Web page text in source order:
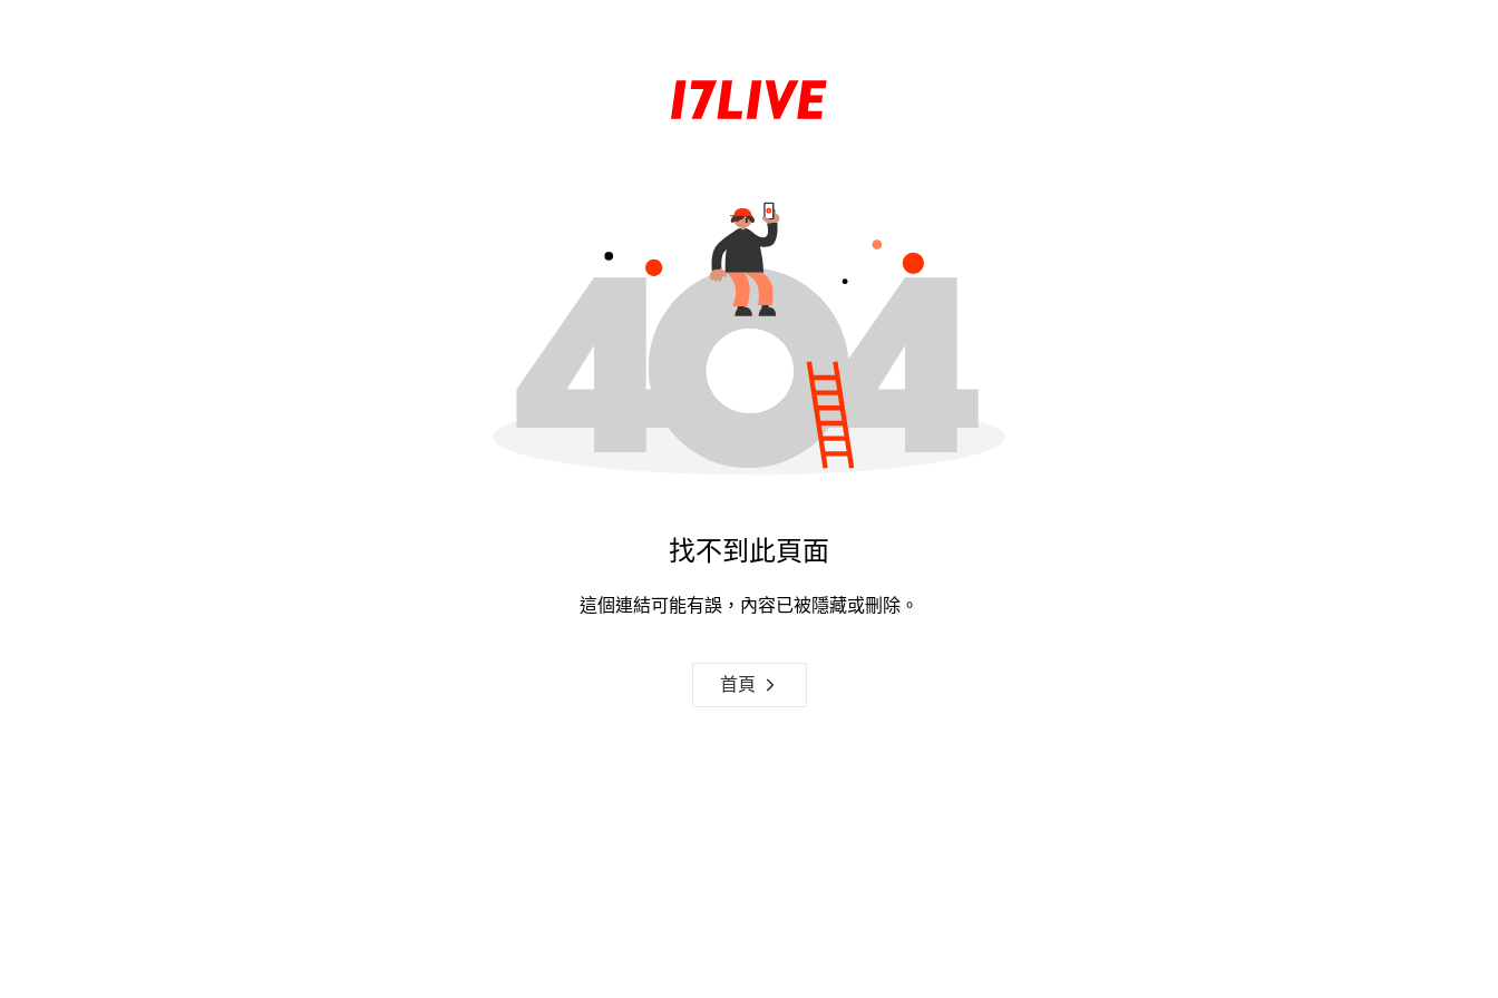
找不到此頁面
這個連結可能有誤，內容已被隱藏或刪除。
首頁